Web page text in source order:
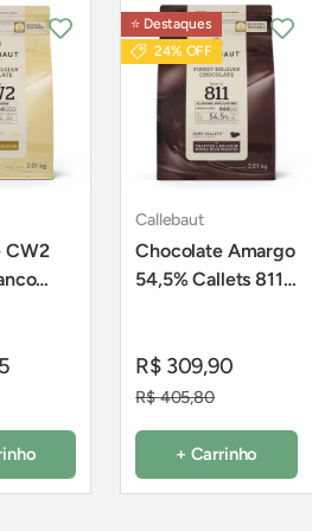
CW2
⭐️ Destaques
24% OFF
Callebaut
Chocolate Amargo
54,5% Callets 811 -
R$ 309,90
R$ 405,80
+ Carrinho